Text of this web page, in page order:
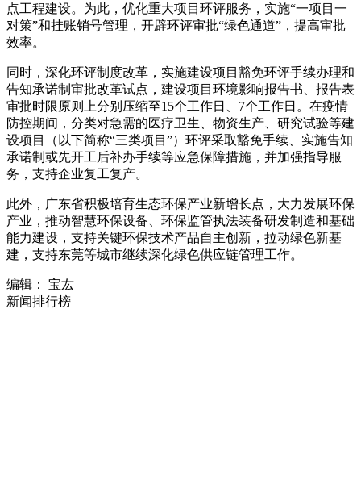
点工程建设。为此，优化重大项目环评服务，实施“一项目一
对策”和挂账销号管理，开辟环评审批“绿色通道”，提高审批
效率。
同时，深化环评制度改革，实施建设项目豁免环评手续办理和
告知承诺制审批改革试点，建设项目环境影响报告书、报告表
审批时限原则上分别压缩至15个工作日、7个工作日。在疫情
防控期间，分类对急需的医疗卫生、物资生产、研究试验等建
设项目（以下简称“三类项目”）环评采取豁免手续、实施告知
承诺制或先开工后补办手续等应急保障措施，并加强指导服
务，支持企业复工复产。
此外，广东省积极培育生态环保产业新增长点，大力发展环保
产业，推动智慧环保设备、环保监管执法装备研发制造和基础
能力建设，支持关键环保技术产品自主创新，拉动绿色新基
建，支持东莞等城市继续深化绿色供应链管理工作。
编辑： 宝厷
新闻排行榜